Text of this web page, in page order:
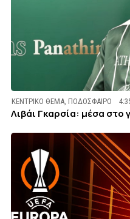
ΚΕΝΤΡΙΚΟ ΘΕΜΑ ,ΠΟΔΟΣΦΑΙΡΟ
Λιβάι Γκαρσία: μέσα στο